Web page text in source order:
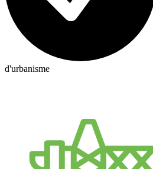
d'urbanisme